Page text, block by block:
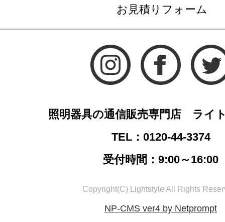
お見積りフォーム
照明器具の通信販売専門店 ライ
TEL：0120-44-3374
受付時間：9:00～16:00
Copyright(C) Lightstyle All Rights
NP-CMS ver4 by Netprompt